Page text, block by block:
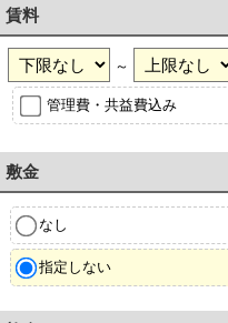
賃料
～
管理費・共益費込み
敷金
なし
指定しない